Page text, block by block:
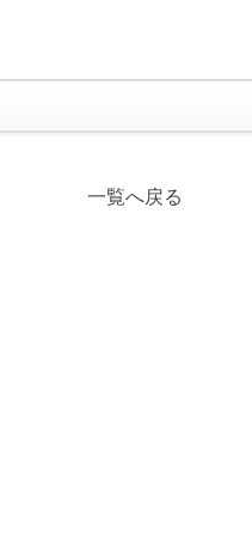
一覧へ戻る